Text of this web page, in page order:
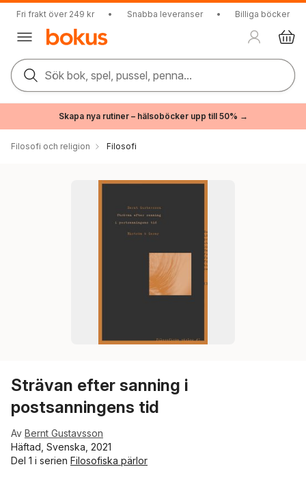
Fri frakt över 249 kr • Snabba leveranser • Billiga böcker
Sök bok, spel, pussel, penna...
Skapa nya rutiner – hälsoböcker upp till 50% →
Filosofi och religion Filosofi
Strävan efter sanning i
postsanningens tid
Av Bernt Gustavsson
Häftad, Svenska, 2021
Del 1 i serien Filosofiska pärlor